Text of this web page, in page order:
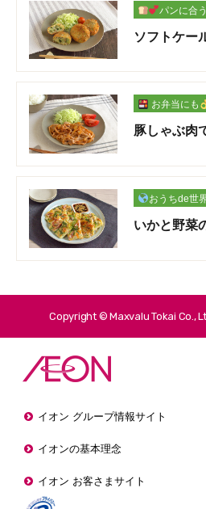
パンに合
ソフトケー
お弁当にも
豚しゃぶ肉
おうちde世
いかと野菜
Copyright © Maxvalu Tokai Co.,
イオン グループ情報サイト
イオンの基本理念
イオン お客さまサイト